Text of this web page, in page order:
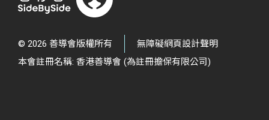
© 2026 善導會版權所有
無障礙網頁設計聲明
本會註冊名稱: 香港善導會 (為註冊擔保有限公司)